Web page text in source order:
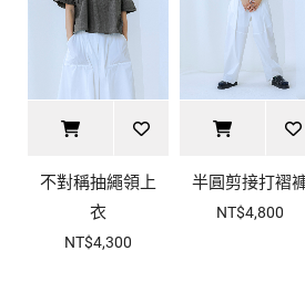
不對稱抽繩領上
衣
NT$4,300
半圓剪接打褶
NT$4,800